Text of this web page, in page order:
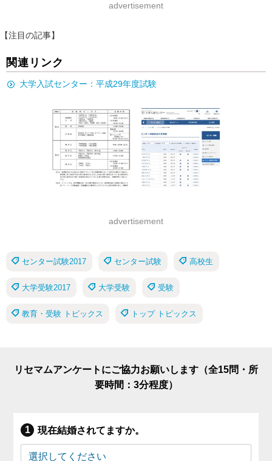
advertisement
【注目の記事】
関連リンク
大学入試センター：平成29年度試験
advertisement
センター試験2017 センター試験 高校生
大学受験2017 大学受験 受験
教育・受験 トピックス トップ トピックス
リセマムアンケートにご協力お願いします（全15問・所
要時間：3分程度）
現在結婚されてますか。